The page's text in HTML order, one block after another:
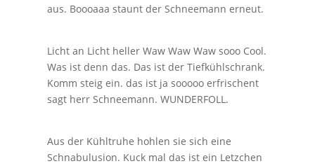
aus. Boooaaa staunt der Schneemann erneut.
Licht an Licht heller Waw Waw Waw sooo Cool.
Was ist denn das. Das ist der Tiefkühlschrank.
Komm steig ein. das ist ja sooooo erfrischent
sagt herr Schneemann. WUNDERFOLL.
Aus der Kühltruhe hohlen sie sich eine
Schnabulusion. Kuck mal das ist ein Letzchen